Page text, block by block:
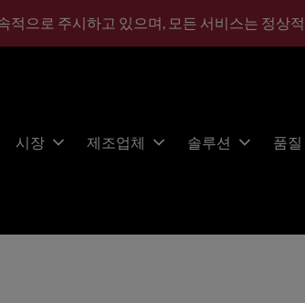
적으로 주시하고 있으며, 모든 서비스는 정상
시장 제조업체 솔루션 품질